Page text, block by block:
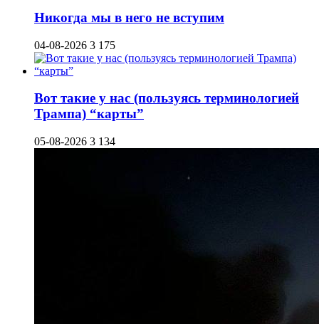
Никогда мы в него не вступим
04-08-2026 3 175
Вот такие у нас (пользуясь терминологией
Трампа) “карты”
05-08-2026 3 134